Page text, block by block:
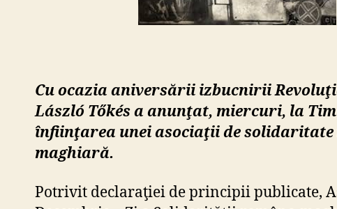
Cu ocazia aniversării izbucnirii
László Tőkés a anunţat, miercuri, la
înfiinţarea unei asociaţii de solidaritate
maghiară.
Potrivit declaraţiei de principii publicate,